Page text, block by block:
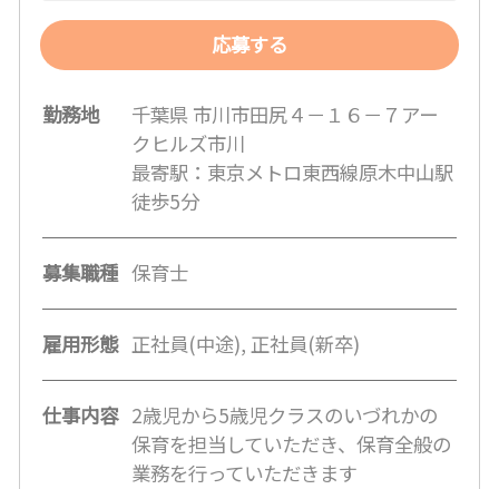
応募する
勤務地
千葉県 市川市田尻４－１６－７アー
クヒルズ市川
最寄駅：東京メトロ東西線原木中山駅
徒歩5分
募集職種 保育士
雇用形態 正社員(中途), 正社員(新卒)
仕事内容 2歳児から5歳児クラスのいづれかの
保育を担当していただき、保育全般の
業務を行っていただきます